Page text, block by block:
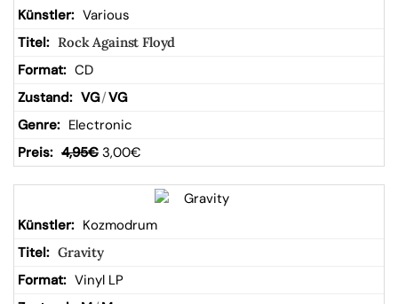
Various
Rock Against Floyd
CD
VG/VG
Electronic
4,95€ 3,00€
Kozmodrum
Gravity
Vinyl LP